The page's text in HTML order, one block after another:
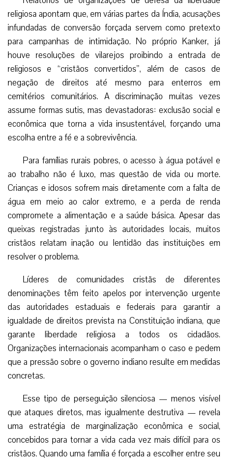
religiosa apontam que, em várias partes da Índia, acusações
infundadas de conversão forçada servem como pretexto
para campanhas de intimidação. No próprio Kanker, já
houve resoluções de vilarejos proibindo a entrada de
religiosos e “cristãos convertidos”, além de casos de
negação de direitos até mesmo para enterros em
cemitérios comunitários. A discriminação muitas vezes
assume formas sutis, mas devastadoras: exclusão social e
econômica que torna a vida insustentável, forçando uma
escolha entre a fé e a sobrevivência.
Para famílias rurais pobres, o acesso à água potável e
ao trabalho não é luxo, mas questão de vida ou morte.
Crianças e idosos sofrem mais diretamente com a falta de
água em meio ao calor extremo, e a perda de renda
compromete a alimentação e a saúde básica. Apesar das
queixas registradas junto às autoridades locais, muitos
cristãos relatam inação ou lentidão das instituições em
resolver o problema.
Líderes de comunidades cristãs de diferentes
denominações têm feito apelos por intervenção urgente
das autoridades estaduais e federais para garantir a
igualdade de direitos prevista na Constituição indiana, que
garante liberdade religiosa a todos os cidadãos.
Organizações internacionais acompanham o caso e pedem
que a pressão sobre o governo indiano resulte em medidas
concretas.
Esse tipo de perseguição silenciosa — menos visível
que ataques diretos, mas igualmente destrutiva — revela
uma estratégia de marginalização econômica e social,
concebidos para tornar a vida cada vez mais difícil para os
cristãos. Quando uma família é forçada a escolher entre seu